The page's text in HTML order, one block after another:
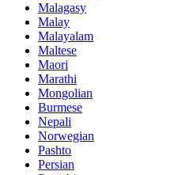
Malagasy
Malay
Malayalam
Maltese
Maori
Marathi
Mongolian
Burmese
Nepali
Norwegian
Pashto
Persian